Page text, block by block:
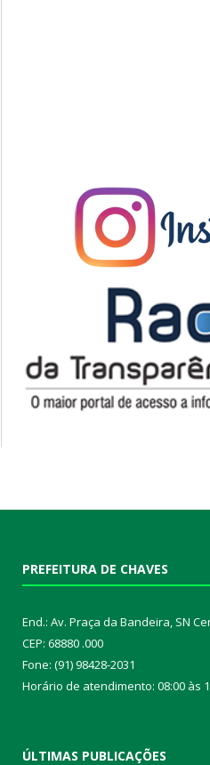
PREFEITURA DE CHAVES
End.: Av. Praça da Bandeira, SN
CEP: 68880 .000
Fone: (91) 98428-2031
Horário de atendimento: 08:00 às
ÚLTIMAS PUBLICAÇÕES